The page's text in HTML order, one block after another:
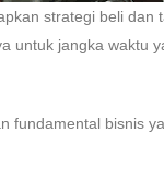
strategi beli dan
untuk jangka waktu
fundamental bisnis